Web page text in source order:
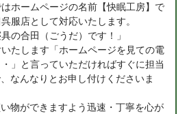
ホームページの名前【快眠工房】で
服店として対応いたします。
具の合田（ごうだ）です！」
たします「ホームページを見ての電
」と言っていただければすぐに担当
なんなりとお申し付けくださいま
物ができますよう迅速・丁寧を心が